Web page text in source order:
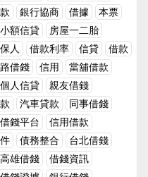
大的金錢，
的擔保人。必要時能夠讓告
人產業作典當，並完善擔保
還款期限。借
夠採取催收或更新借據的方
名字和身份證號碼。告貸人
，並要核實信息是真實性。
生產經營的利潤不會超過百
該警惕，謹防有借無還，慎
據借款期內累計的本金和已
得利息會隨著時間的推移而
加入到本金中，成為下次計息
金 × ( 1 + 利 率 )時間 − 本
同貸款機構根據其產品設計
法。以下是常見的幾種計算
內保持不變，通常使用單利
率會根據市場利率的變動而
複利貸款：利息按一定的計
個周期將利息加到本金中進
期按固定金額償還本金和利
和本金計算。l 單利計算方法
否有足夠的條件申請貸款●良
夠的存款金額●穩定的薪資
保的證明 除了上述幾
也會將你目前的負債比列入
提出申請，除了申請到更高
方拒絕的機率，減少自己聯
件借錢之前需要知道的事情
錢，「那時候我的概念還是
現他不只跟我借，周邊朋友
曾試圖要回那筆錢，對方卻
要借錢的朋友已懂得說不，
到這階段，10幾年也該懂這
也受影響，拍完電視劇《終
苦日子，他沒跟爸媽說，自
多年後才知道他曾靠滷肉飯
痛？他說：「現在每天煮好
觀，他妙回：「不然要報仇
銀行協商 借據
本票
小額信貸
房屋一二胎
人 借款利率 信貸
借款
借錢 信用
當舖借款
個人信貸
親友借錢
汽車貸款
同事借錢
借錢平台
信用借款
債務整合
台北借錢
高雄借錢
借錢資訊